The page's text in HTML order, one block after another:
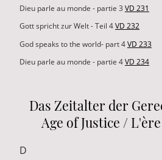
Dieu parle au monde - partie 3 VD 231
Gott spricht zur Welt - Teil 4VD 232
God speaks to the world- part 4VD 233
Dieu parle au monde - partie 4VD 234
Das Zeitalter der
Age of Justice /
D